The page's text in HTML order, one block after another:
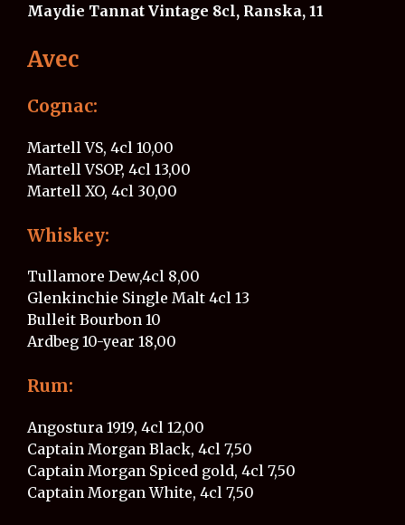
Maydie Tannat Vintage 8cl, Ranska, 11
Avec
Cognac:
Martell VS, 4cl 10,00
Martell VSOP, 4cl 13,00
Martell XO, 4cl 30,00
Whiskey:
Tullamore Dew,4cl​​ 8,00
Glenkinchie Single Malt 4cl 13
Bulleit Bourbon 10
Ardbeg 10-year​​​​​ 18,00
Rum:
Angostura 1919, 4cl 12,00
Captain Morgan Black, 4cl 7,50
Captain Morgan Spiced gold, 4cl 7,50
Captain Morgan White, 4cl​​​​​​ 7,50